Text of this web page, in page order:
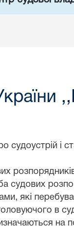
судоустрій і
судових
які
в
на